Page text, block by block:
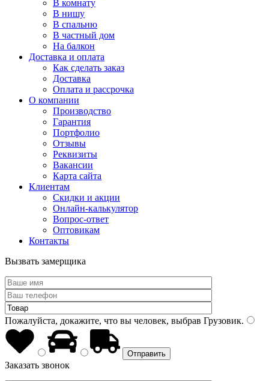
В комнату
В нишу
В спальню
В частный дом
На балкон
Доставка и оплата
Как сделать заказ
Доставка
Оплата и рассрочка
О компании
Производство
Гарантия
Портфолио
Отзывы
Реквизиты
Вакансии
Карта сайта
Клиентам
Скидки и акции
Онлайн-калькулятор
Вопрос-ответ
Оптовикам
Контакты
Вызвать замерщика
Пожалуйста, докажите, что вы человек, выбрав Грузовик.
Заказать звонок